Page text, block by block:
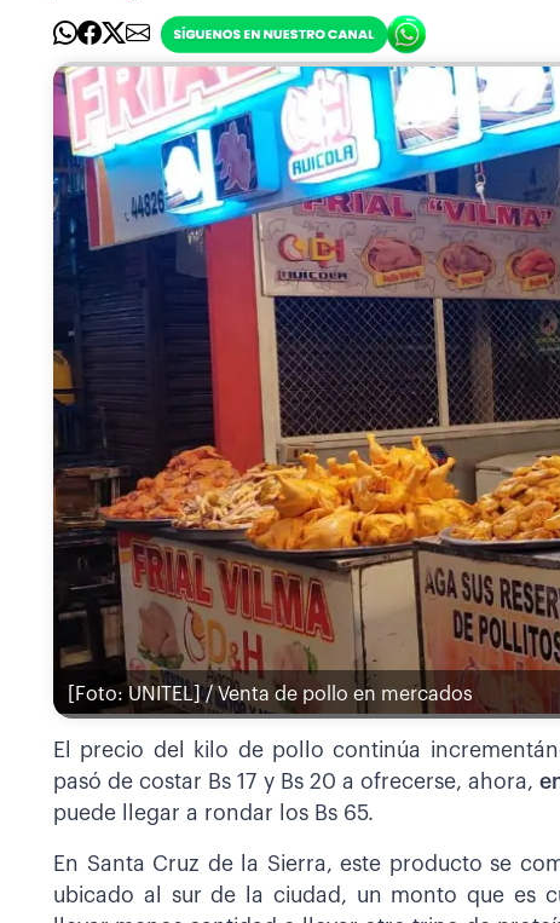
[Foto: UNITEL] / Venta de pollo en mercados
El precio del kilo de pollo continúa
pasó de costar Bs 17 y Bs 20 a ofrecerse, ahora,
puede llegar a rondar los Bs 65.
En Santa Cruz de la Sierra, este producto se
ubicado al sur de la ciudad, un monto que es